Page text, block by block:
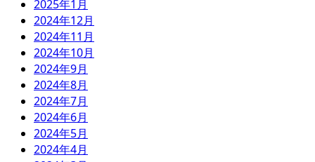
2025年1月
2024年12月
2024年11月
2024年10月
2024年9月
2024年8月
2024年7月
2024年6月
2024年5月
2024年4月